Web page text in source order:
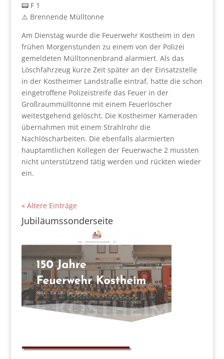
📟 F 1
⚠️ Brennende Mülltonne
Am Dienstag wurde die Feuerwehr Kostheim in den
frühen Morgenstunden zu einem von der Polizei
gemeldeten Mülltonnenbrand alarmiert. Als das
Löschfahrzeug kurze Zeit später an der Einsatzstelle
in der Kostheimer Landstraße eintraf, hatte die schon
eingetroffene Polizeistreife das Feuer in der
Großraummülltonne mit einem Feuerlöscher
weitestgehend gelöscht. Die Kostheimer Kameraden
übernahmen mit einem Strahlrohr die
Nachlöscharbeiten. Die ebenfalls alarmierten
hauptamtlichen Kollegen der Feuerwache 2 mussten
nicht unterstützend tätig werden und rückten wieder
ein.
« Ältere Einträge
Jubiläumssonderseite